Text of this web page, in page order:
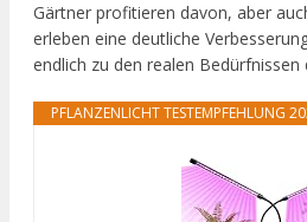
Gärtner profitieren davon, aber
erleben eine deutliche
endlich zu den realen Bedürfnissen
PFLANZENLICHT TESTEMPFEHLUNG